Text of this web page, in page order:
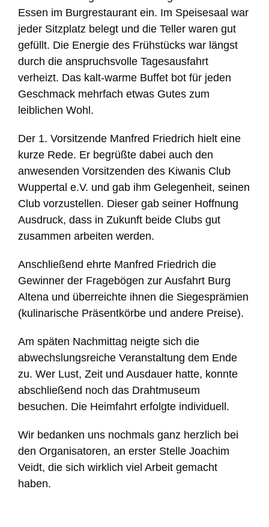
Essen im Burgrestaurant ein. Im Speisesaal war
jeder Sitzplatz belegt und die Teller waren gut
gefüllt. Die Energie des Frühstücks war längst
durch die anspruchsvolle Tagesausfahrt
verheizt. Das kalt-warme Buffet bot für jeden
Geschmack mehrfach etwas Gutes zum
leiblichen Wohl.
Der 1. Vorsitzende Manfred Friedrich hielt eine
kurze Rede. Er begrüßte dabei auch den
anwesenden Vorsitzenden des Kiwanis Club
Wuppertal e.V. und gab ihm Gelegenheit, seinen
Club vorzustellen. Dieser gab seiner Hoffnung
Ausdruck, dass in Zukunft beide Clubs gut
zusammen arbeiten werden.
Anschließend ehrte Manfred Friedrich die
Gewinner der Fragebögen zur Ausfahrt Burg
Altena und überreichte ihnen die Siegesprämien
(kulinarische Präsentkörbe und andere Preise).
Am späten Nachmittag neigte sich die
abwechslungsreiche Veranstaltung dem Ende
zu. Wer Lust, Zeit und Ausdauer hatte, konnte
abschließend noch das Drahtmuseum
besuchen. Die Heimfahrt erfolgte individuell.
Wir bedanken uns nochmals ganz herzlich bei
den Organisatoren, an erster Stelle Joachim
Veidt, die sich wirklich viel Arbeit gemacht
haben.